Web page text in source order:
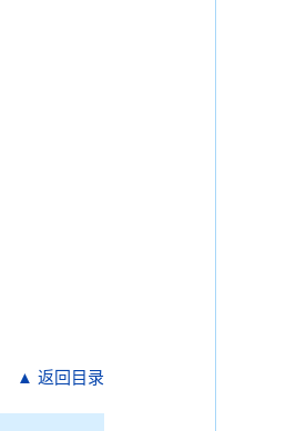
▲ 返回目录